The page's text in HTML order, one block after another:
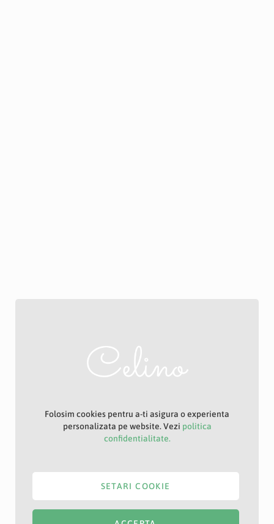
Folosim cookies pentru a-ti asigura o experienta
personalizata pe website. Vezi politica
confidentialitate.
SETARI COOKIE